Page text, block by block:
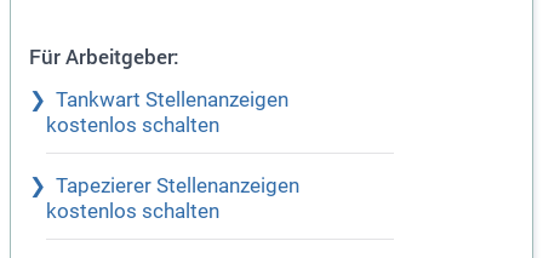
Für Arbeitgeber:
Tankwart Stellenanzeigen
kostenlos schalten
Tapezierer Stellenanzeigen
kostenlos schalten